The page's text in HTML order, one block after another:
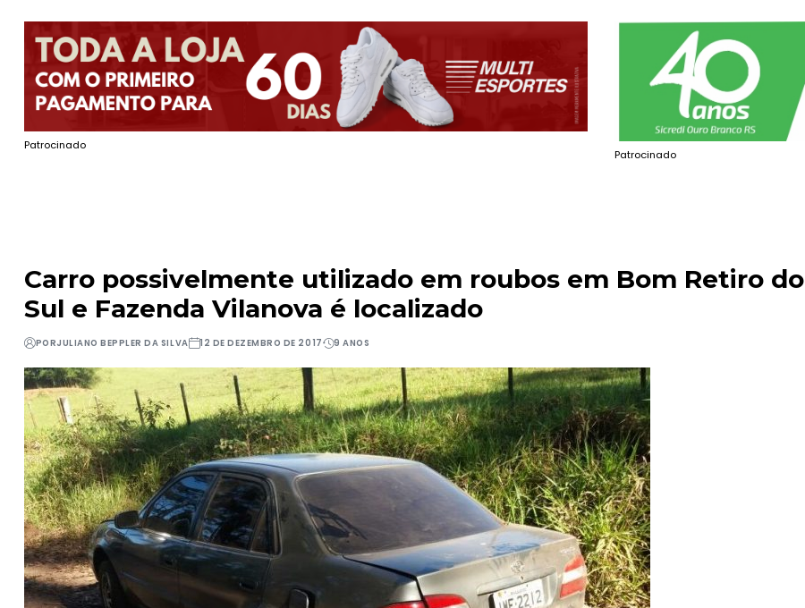
Patrocinado
Patrocinado
Carro possivelmente utilizado em roubos em Bom Retiro do
Sul e Fazenda Vilanova é localizado
PORJULIANO BEPPLER DA SILVA 12 DE DEZEMBRO DE 2017 9 ANOS